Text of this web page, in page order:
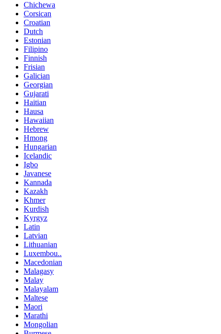
Chichewa
Corsican
Croatian
Dutch
Estonian
Filipino
Finnish
Frisian
Galician
Georgian
Gujarati
Haitian
Hausa
Hawaiian
Hebrew
Hmong
Hungarian
Icelandic
Igbo
Javanese
Kannada
Kazakh
Khmer
Kurdish
Kyrgyz
Latin
Latvian
Lithuanian
Luxembou..
Macedonian
Malagasy
Malay
Malayalam
Maltese
Maori
Marathi
Mongolian